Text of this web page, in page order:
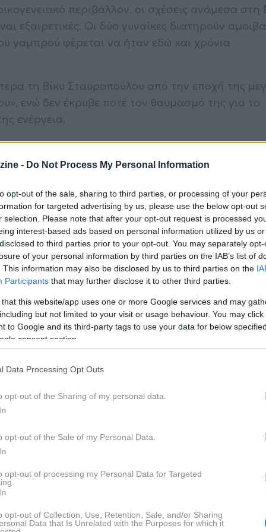
- Do Not Process My Personal Information
opt-out of the sale, sharing to third parties, or processing of your
for targeted advertising by us, please use the below opt-out
selection. Please note that after your opt-out request is processed
interest-based ads based on personal information utilized by us
to third parties prior to your opt-out. You may separately
of your personal information by third parties on the IAB’s list of
This information may also be disclosed by us to third parties on the
Participants that may further disclose it to other third parties.
that this website/app uses one or more Google services and may
but not limited to your visit or usage behaviour. You may
to Google and its third-party tags to use your data for below
consent section.
Data Processing Opt Outs
opt-out of the Sharing of my personal data.
opt-out of the Sale of my Personal Data.
opt-out of processing my Personal Data for Targeted
opt-out of Collection, Use, Retention, Sale, and/or Sharing
Data that Is Unrelated with the Purposes for which it
περιβάλλον, οι σχέσεις ανάμεσα στη
εξαιρετικές. Οι δύο γυναίκες διατηρούν
γαμπρού φέρεται να ήταν εδώ και χρόνια
τη Βίκυ Σταυροπούλου από την εποχή της
ενώ δεν έκρυβε ποτέ τον θαυμασμό της για το
ενέργεια.
κατά τη διάρκεια του εθίμου, όσοι
ήταν συνειδητή. Η Βίκυ Σταυροπούλου
εκείνη τη στιγμή, θέλοντας να αφήσει όλο
πρωταγωνιστούσαν στο συγκεκριμένο έθιμο.
τον σεβασμό της προς τη νέα οικογένεια
προσοχή ή να «κλέψει» τη στιγμή από τις δύο
παράδοση εκείνης της ημέρας.
κάνουν λόγο για ένα ιδιαίτερα ζεστό
κόντρες. Αντίθετα, περιγράφουν δύο οικογένειες
αφήνοντας στην άκρη κάθε διάθεση προβολής
κανείς τελικά δεν κρύβει κάποια
η οποία επέλεξε να αφήσει τη Δανάη και